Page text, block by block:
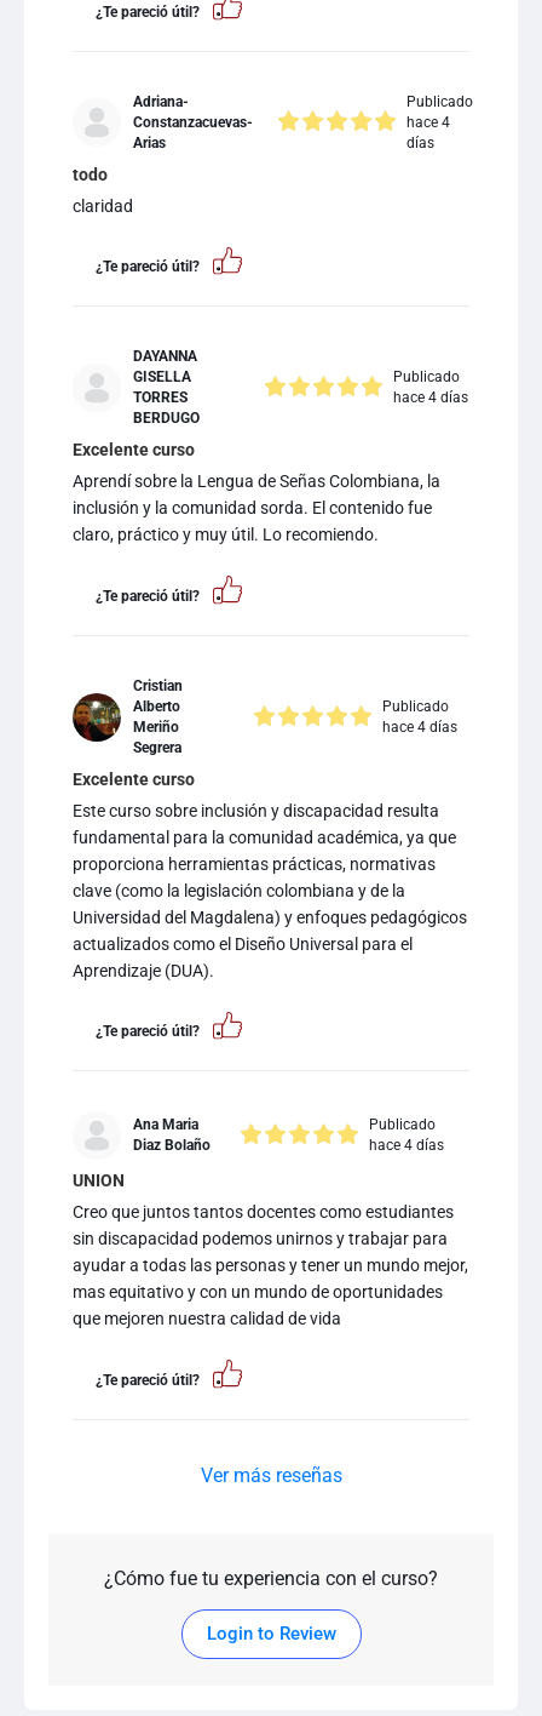
¿Te pareció útil?
Adriana-
Constanzacuevas-
Arias
Publicado
hace 4
días
todo
claridad
¿Te pareció útil?
DAYANNA
GISELLA
TORRES
BERDUGO
Publicado
hace 4 días
Excelente curso
Aprendí sobre la Lengua de Señas Colombiana, la
inclusión y la comunidad sorda. El contenido fue
claro, práctico y muy útil. Lo recomiendo.
¿Te pareció útil?
Cristian
Alberto
Meriño
Segrera
Publicado
hace 4 días
Excelente curso
Este curso sobre inclusión y discapacidad resulta
fundamental para la comunidad académica, ya que
proporciona herramientas prácticas, normativas
clave (como la legislación colombiana y de la
Universidad del Magdalena) y enfoques pedagógicos
actualizados como el Diseño Universal para el
Aprendizaje (DUA).
¿Te pareció útil?
Ana Maria
Diaz Bolaño
Publicado
hace 4 días
UNION
Creo que juntos tantos docentes como estudiantes
sin discapacidad podemos unirnos y trabajar para
ayudar a todas las personas y tener un mundo mejor,
mas equitativo y con un mundo de oportunidades
que mejoren nuestra calidad de vida
¿Te pareció útil?
Ver más reseñas
¿Cómo fue tu experiencia con el curso?
Login to Review